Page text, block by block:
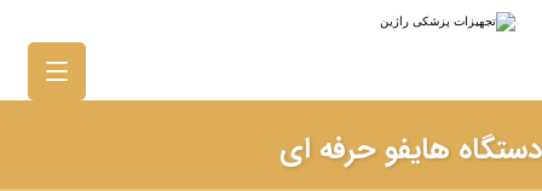
دستگاه هایفو حرفه ای